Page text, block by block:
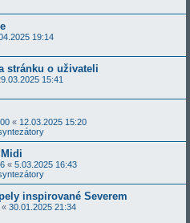
19:14
stránku o uživateli
15:41
« 12.03.2025 15:20
« 5.03.2025 16:43
inspirované Severem
« 30.01.2025 21:34